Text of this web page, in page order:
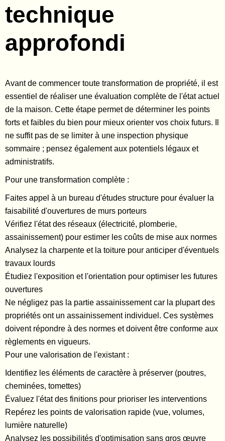
technique
approfondi
Avant de commencer toute transformation de propriété, il est
essentiel de réaliser une évaluation complète de l'état actuel
de la maison. Cette étape permet de déterminer les points
forts et faibles du bien pour mieux orienter vos choix futurs. Il
ne suffit pas de se limiter à une inspection physique
sommaire ; pensez également aux potentiels légaux et
administratifs.
Pour une transformation complète :
Faites appel à un bureau d'études structure pour évaluer la
faisabilité d'ouvertures de murs porteurs
Vérifiez l'état des réseaux (électricité, plomberie,
assainissement) pour estimer les coûts de mise aux normes
Analysez la charpente et la toiture pour anticiper d'éventuels
travaux lourds
Étudiez l'exposition et l'orientation pour optimiser les futures
ouvertures
Ne négligez pas la partie assainissement car la plupart des
propriétés ont un assainissement individuel. Ces systèmes
doivent répondre à des normes et doivent être conforme aux
règlements en vigueurs.
Pour une valorisation de l'existant :
Identifiez les éléments de caractère à préserver (poutres,
cheminées, tomettes)
Évaluez l'état des finitions pour prioriser les interventions
Repérez les points de valorisation rapide (vue, volumes,
lumière naturelle)
Analysez les possibilités d'optimisation sans gros œuvre